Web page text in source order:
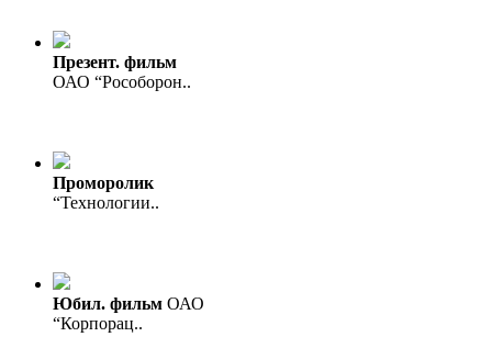
Презент. фильм
ОАО “Рособорон..
Проморолик
“Технологии..
Юбил. фильм ОАО
“Корпорац..